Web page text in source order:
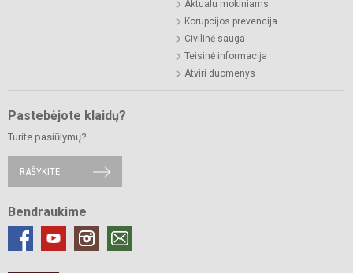
Aktualu mokiniams
Korupcijos prevencija
Civilinė sauga
Teisinė informacija
Atviri duomenys
Pastebėjote klaidų?
Turite pasiūlymų?
RAŠYKITE
Bendraukime